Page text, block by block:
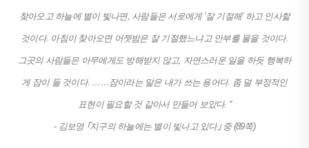
찾아오고 하늘에 별이 빛나면, 사람들은 서로에게 ‘잘 기절해’ 하고 인사할
것이다. 아침이 찾아오면 어젯밤은 잘 기절했느냐고 안부를 물을 것이다.
그곳의 사람들은 아무에게도 방해받지 않고, 자연스러운 일을 하듯 행복하
게 잠이 들 것이다. ……잠이라는 말은 내가 쓰는 용어다. 좀 덜 부정적인
표현이 필요할 것 같아서 만들어 보았다. “
- 김보영 ｢지구의 하늘에는 별이 빛나고 있다｣ 중 (89쪽)